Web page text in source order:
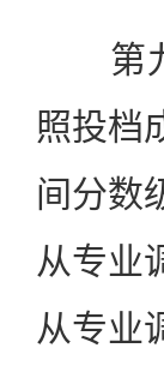
第九
照投档
间分数
从专业
从专业